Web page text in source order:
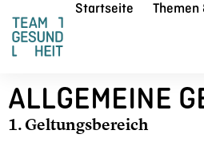
Startseite
ALLGEMEINE
1. Geltungsbereich